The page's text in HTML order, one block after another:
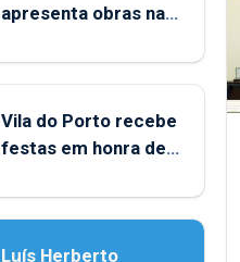
apresenta obras na
Porto
Vila do Porto recebe
festas em honra de
Assunção
Luís Herberto